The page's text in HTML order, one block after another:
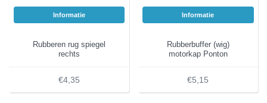
Informatie
Rubberen rug spiegel
rechts
€4,35
Informatie
Rubberbuffer (wig)
motorkap Ponton
€5,15